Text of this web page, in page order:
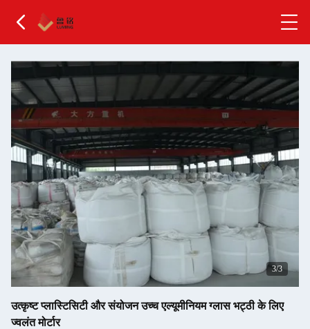
1/3
उत्कृष्ट प्लास्टिसिटी और संयोजन उच्च एल्यूमीनियम ग्लास भट्ठी के लिए
ज्वलंत मोर्टार